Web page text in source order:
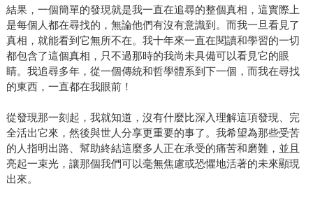
結果，一個簡單的發現就是我一直在追尋的整個真相，這實際上
是每個人都在尋找的，無論他們有沒有意識到。而我一旦看見了
真相，就能看到它無所不在。我十年來一直在閱讀和學習的一切
都包含了這個真相，只不過那時的我尚未具備可以看見它的眼
睛。我追尋多年，從一個傳統和哲學體系到下一個，而我在尋找
的東西，一直都在我眼前！
從發現那一刻起，我就知道，沒有什麼比深入理解這項發現、完
全活出它來，然後與世人分享更重要的事了。我希望為那些受苦
的人指明出路、幫助終結這麼多人正在承受的痛苦和磨難，並且
亮起一束光，讓那個我們可以毫無焦慮或恐懼地活著的未來顯現
出來。